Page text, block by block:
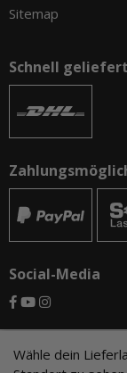
Wähle dein
Sitemap
Schnell
Social-Media